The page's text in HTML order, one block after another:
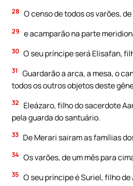
28 O censo de todos os varões,
29 e acamparão na parte
30 O seu príncipe será Elisafan,
31
Guardarão a arca, a mesa, o
todos os outros objetos deste
32
Eleázaro, filho do sacerdote
pela guarda do santuário.
33 De Merari sairam as famílias
34 Os varões, de um mês para
35 O seu príncipe é Suriel, filho